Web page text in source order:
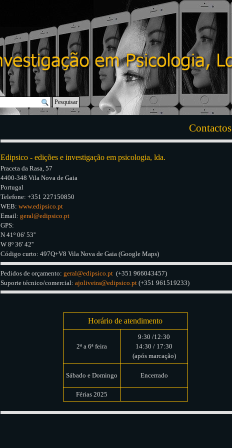
Pesquisar
Contactos
Edipsico - edições e investigação em psicologia, lda.
Praceta da Rasa, 57
4400-348 Vila Nova de Gaia
Portugal
Telefone: +351 227150850
WEB:www.edipsico.pt
Email:geral@edipsico.pt
GPS:
N 41º 06' 53''
W 8º 36' 42''
Código curto:497Q+V8 Vila Nova de Gaia (Google Maps)
Pedidos de orçamento:geral@edipsico.pt (+351 966043457)
Suporte técnico/comercial:ajoliveira@edipsico.pt (+351 961519233)
Horário de atendimento
2ª a 6ª feira
9:30 /12:30
14:30 / 17:30
(após marcação)
Sábado e Domingo Encerrado
Férias 2025